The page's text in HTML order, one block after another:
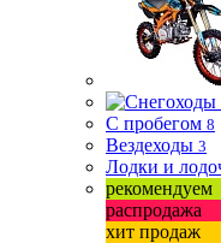
С пробегом 8
Вездеходы 3
Лодки и
рекомендуем
распродажа
хит продаж